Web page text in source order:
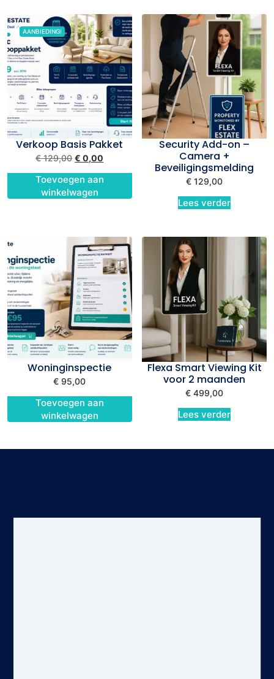
AANBIEDING!
Verkoop Basis Pakket
€129,00 € 0,00
Toevoegen aan
winkelwagen
Security Add-on –
Camera +
Beveiligingsmelding
€ 129,00
Lees verder
Woninginspectie
€ 95,00
Toevoegen aan
winkelwagen
Flexa Smart Viewing Kit
voor 2 maanden
€ 499,00
Lees verder